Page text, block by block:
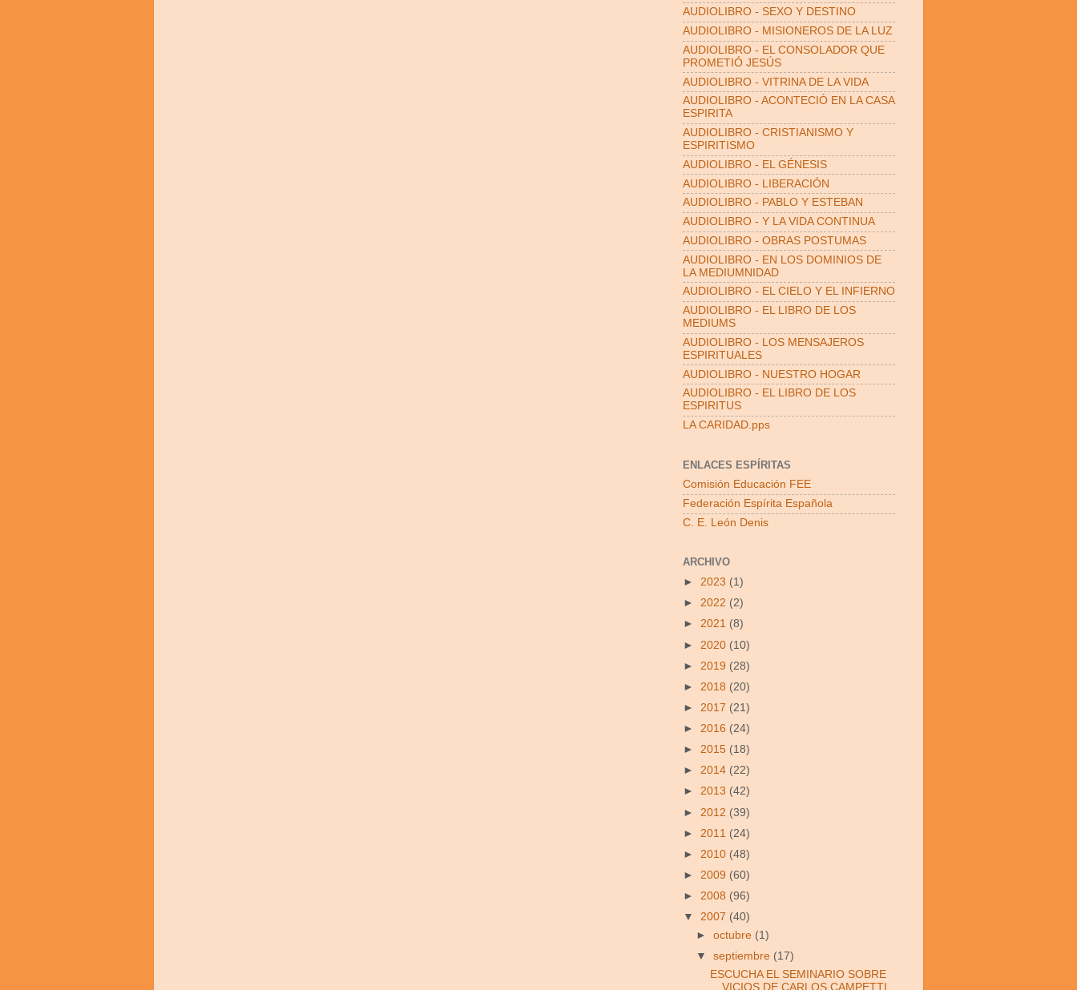
AUDIOLIBRO - SEXO Y DESTINO
AUDIOLIBRO - MISIONEROS DE LA LUZ
AUDIOLIBRO - EL CONSOLADOR QUE
PROMETIÓ JESÚS
AUDIOLIBRO - VITRINA DE LA VIDA
AUDIOLIBRO - ACONTECIÓ EN LA CASA
ESPIRITA
AUDIOLIBRO - CRISTIANISMO Y
ESPIRITISMO
AUDIOLIBRO - EL GÉNESIS
AUDIOLIBRO - LIBERACIÓN
AUDIOLIBRO - PABLO Y ESTEBAN
AUDIOLIBRO - Y LA VIDA CONTINUA
AUDIOLIBRO - OBRAS POSTUMAS
AUDIOLIBRO - EN LOS DOMINIOS DE
LA MEDIUMNIDAD
AUDIOLIBRO - EL CIELO Y EL INFIERNO
AUDIOLIBRO - EL LIBRO DE LOS
MEDIUMS
AUDIOLIBRO - LOS MENSAJEROS
ESPIRITUALES
AUDIOLIBRO - NUESTRO HOGAR
AUDIOLIBRO - EL LIBRO DE LOS
ESPIRITUS
LA CARIDAD.pps
ENLACES ESPÍRITAS
Comisión Educación FEE
Federación Espírita Española
C. E. León Denis
ARCHIVO
► 2023 (1)
► 2022 (2)
► 2021 (8)
► 2020 (10)
► 2019 (28)
► 2018 (20)
► 2017 (21)
► 2016 (24)
► 2015 (18)
► 2014 (22)
► 2013 (42)
► 2012 (39)
► 2011 (24)
► 2010 (48)
► 2009 (60)
► 2008 (96)
▼ 2007 (40)
►octubre (1)
▼septiembre (17)
ESCUCHA EL SEMINARIO SOBRE
VICIOS DE CARLOS CAMPETTI